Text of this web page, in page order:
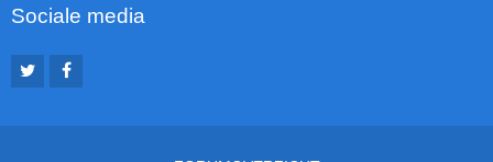
Sociale media